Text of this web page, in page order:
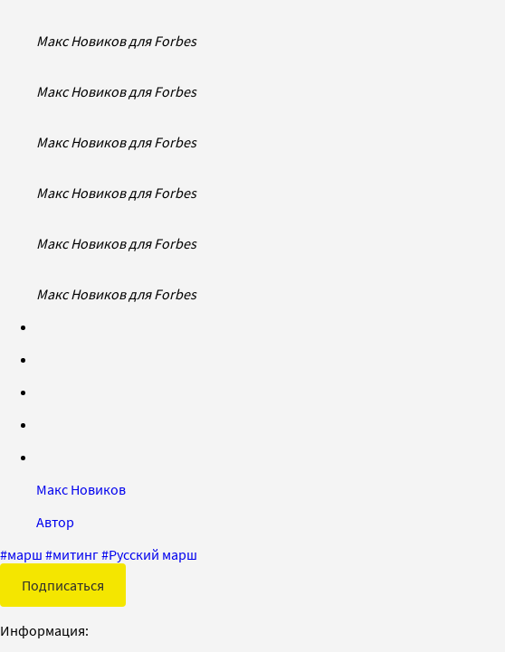
Макс Новиков для Forbes
Макс Новиков для Forbes
Макс Новиков для Forbes
Макс Новиков для Forbes
Макс Новиков для Forbes
Макс Новиков для Forbes
Макс Новиков
Автор
#марш #митинг#Русский марш
Подписаться
Информация: